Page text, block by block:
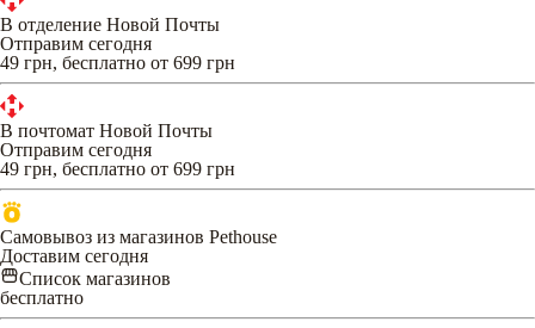
В отделение Новой Почты
Отправим сегодня
49 грн, бесплатно от 699 грн
В почтомат Новой Почты
Отправим сегодня
49 грн, бесплатно от 699 грн
Самовывоз из магазинов Pethouse
Доставим сегодня
Список магазинов
бесплатно